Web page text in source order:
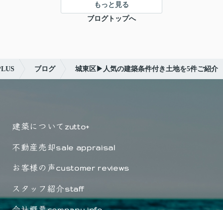
もっと見る
ブログトップへ
ブログ 城東区▶人気の建築条件付き土地を5件ご紹介
建築について zutto+
不動産売却sale appraisal
お客様の声customer reviews
スタッフ紹介staff